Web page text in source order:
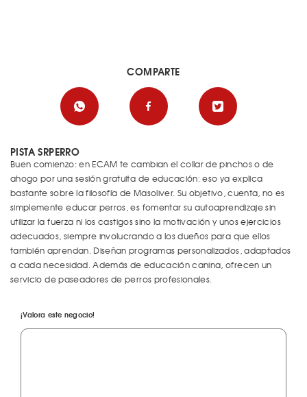
PISTA SRPERRO
Buen comienzo: en ECAM te cambian el collar de pinchos o de
ahogo por una sesión gratuita de educación: eso ya explica
bastante sobre la filosofía de Masoliver. Su objetivo, cuenta, no es
simplemente educar perros, es fomentar su autoaprendizaje sin
utilizar la fuerza ni los castigos sino la motivación y unos ejercicios
adecuados, siempre involucrando a los dueños para que ellos
también aprendan. Diseñan programas personalizados, adaptados
a cada necesidad. Además de educación canina, ofrecen un
servicio de paseadores de perros profesionales.
¡Valora este negocio!
COMPARTE